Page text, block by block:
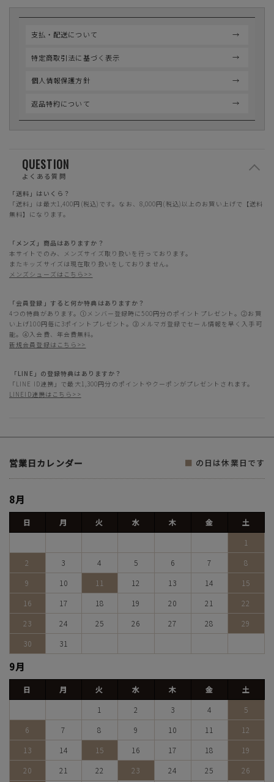
支払・配送について
特定商取引法に基づく表示
個人情報保護方針
返品特約について
QUESTION
よくある質問
「送料」はいくら？
「送料」は最大1,400円(税込)です。なお、8,000円(税込)以上のお買い上げで【送料
無料】になります。
「メンズ」商品はありますか？
本サイトでのみ、メンズサイズ取り扱いを行っております。
またキッズサイズは現在取り扱いをしておりません。
メンズシューズはこちら>>
「会員登録」すると何か特典はありますか？
4つの特典があります。①メンバー登録時に500円分のポイントプレゼント。②お買
い上げ100円毎に3ポイントプレゼント。③メルマガ登録でセール情報を早く入手可
能。④入会費、年会費無料。
新規会員登録はこちら>>
「LINE」の登録特典はありますか？
「LINE ID連携」で最大1,300円分のポイントやクーポンがプレゼントされます。
LINEID連携はこちら>>
営業日カレンダー ■ の日は休業日です
8月
日 月 火 水 木 金
土
1
2
3 4 5 6 7
8
9
10 11 12 13 14
15
16
17 18 19 20 21
22
23
24 25 26 27 28
29
30
31
9月
日 月 火 水 木 金
土
1
2 3 4
5
6
7 8 9 10 11
12
13
14 15 16 17 18
19
20
21 22 23 24 25
26